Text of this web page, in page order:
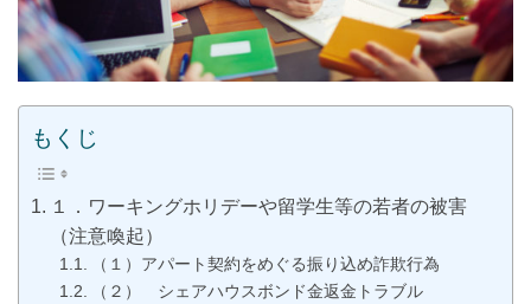
もくじ
１．ワーキングホリデーや留学生等の若者の被害
（注意喚起）
（１）アパート契約をめぐる振り込め詐欺行為
（２） シェアハウスボンド金返金トラブル